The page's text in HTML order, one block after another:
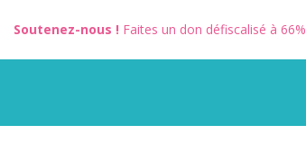
Soutenez-nous ! Faites un don défiscalisé à 66%